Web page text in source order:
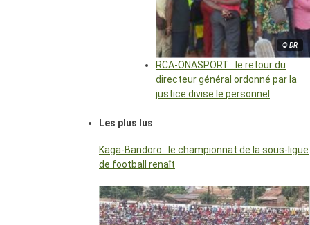
© DR
RCA-ONASPORT : le retour du
directeur général ordonné par la
justice divise le personnel
Les plus lus
Kaga-Bandoro : le championnat de la sous-ligue
de football renaît